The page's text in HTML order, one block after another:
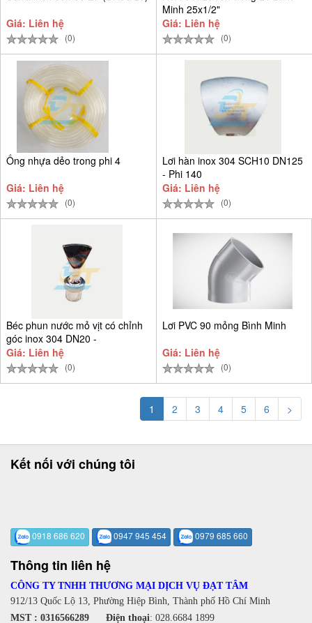
Giá: Liên hệ
(0)
Minh 25x1/2"
Giá: Liên hệ
(0)
Ống nhựa dẻo trong phi 4
Giá: Liên hệ
(0)
Lơi hàn inox 304 SCH10 DN125
- Phi 140
Giá: Liên hệ
(0)
Béc phun nước mỏ vịt có chỉnh
góc inox 304 DN20 -
Giá: Liên hệ
(0)
Lơi PVC 90 mỏng Bình Minh
Giá: Liên hệ
(0)
1 2 3 4 5 6 >
Kết nối với chúng tôi
0918 686 620 0947 945 454 0979 685 660
Thông tin liên hệ
CÔNG TY TNHH THƯƠNG MẠI DỊCH VỤ ĐẠT TÂM
912/13 Quốc Lộ 13, Phường Hiệp Bình, Thành phố Hồ Chí Minh
MST : 0316566289 Điện thoại: 028.6684 1899